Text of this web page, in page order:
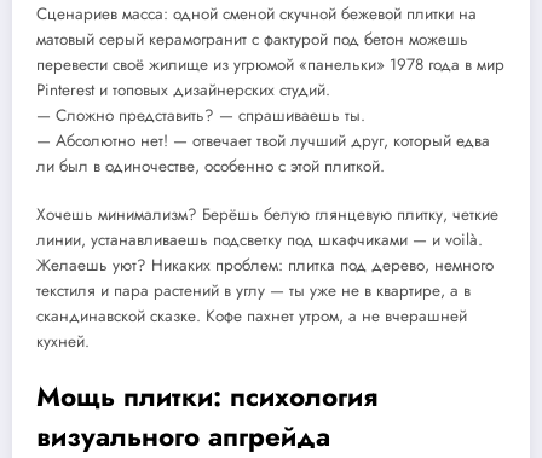
Сценариев масса: одной сменой скучной бежевой плитки на
матовый серый керамогранит с фактурой под бетон можешь
перевести своё жилище из угрюмой «панельки» 1978 года в мир
Pinterest и топовых дизайнерских студий.
— Сложно представить? — спрашиваешь ты.
— Абсолютно нет! — отвечает твой лучший друг, который едва
ли был в одиночестве, особенно с этой плиткой.
Хочешь минимализм? Берёшь белую глянцевую плитку, четкие
линии, устанавливаешь подсветку под шкафчиками — и voilà.
Желаешь уют? Никаких проблем: плитка под дерево, немного
текстиля и пара растений в углу — ты уже не в квартире, а в
скандинавской сказке. Кофе пахнет утром, а не вчерашней
кухней.
Мощь плитки: психология
визуального апгрейда